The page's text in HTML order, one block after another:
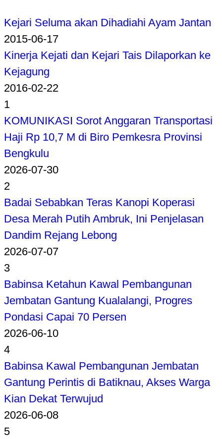
Kejari Seluma akan Dihadiahi Ayam Jantan
2015-06-17
Kinerja Kejati dan Kejari Tais Dilaporkan ke
Kejagung
2016-02-22
1
KOMUNIKASI Sorot Anggaran Transportasi
Haji Rp 10,7 M di Biro Pemkesra Provinsi
Bengkulu
2026-07-30
2
Badai Sebabkan Teras Kanopi Koperasi
Desa Merah Putih Ambruk, Ini Penjelasan
Dandim Rejang Lebong
2026-07-07
3
Babinsa Ketahun Kawal Pembangunan
Jembatan Gantung Kualalangi, Progres
Pondasi Capai 70 Persen
2026-06-10
4
Babinsa Kawal Pembangunan Jembatan
Gantung Perintis di Batiknau, Akses Warga
Kian Dekat Terwujud
2026-06-08
5